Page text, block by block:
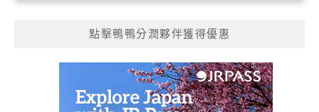
點擊鴨鴨分潤夥伴獲得優惠